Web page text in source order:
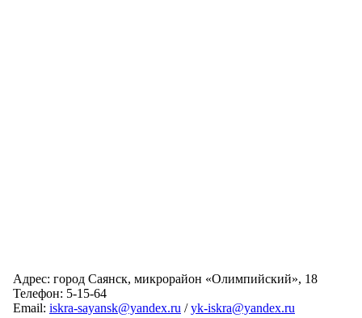
Адрес: город Саянск, микрорайон «Олимпийский», 18
Телефон: 5-15-64
Email: iskra-sayansk@yandex.ru /yk-iskra@yandex.ru